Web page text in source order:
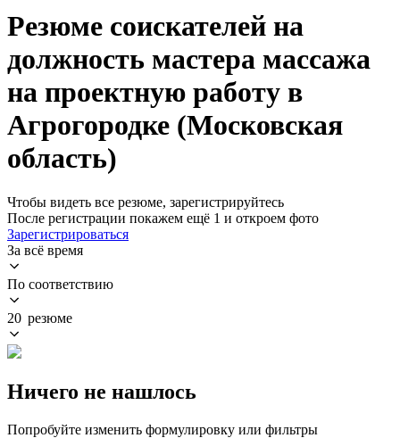
Резюме соискателей на
должность мастера массажа
на проектную работу в
Агрогородке (Московская
область)
Чтобы видеть все резюме, зарегистрируйтесь
После регистрации покажем ещё 1 и откроем фото
Зарегистрироваться
За всё время
По соответствию
20 резюме
Ничего не нашлось
Попробуйте изменить формулировку или фильтры